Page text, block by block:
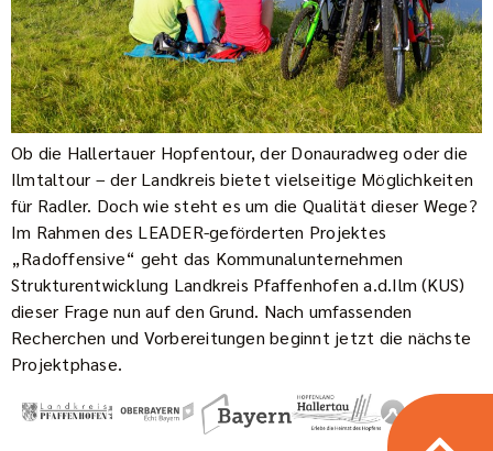
Ob die Hallertauer Hopfentour, der Donauradweg oder die
Ilmtaltour – der Landkreis bietet vielseitige Möglichkeiten
für Radler. Doch wie steht es um die Qualität dieser Wege?
Im Rahmen des LEADER-geförderten Projektes
„Radoffensive“ geht das Kommunalunternehmen
Strukturentwicklung Landkreis Pfaffenhofen a.d.Ilm (KUS)
dieser Frage nun auf den Grund. Nach umfassenden
Recherchen und Vorbereitungen beginnt jetzt die nächste
Projektphase.